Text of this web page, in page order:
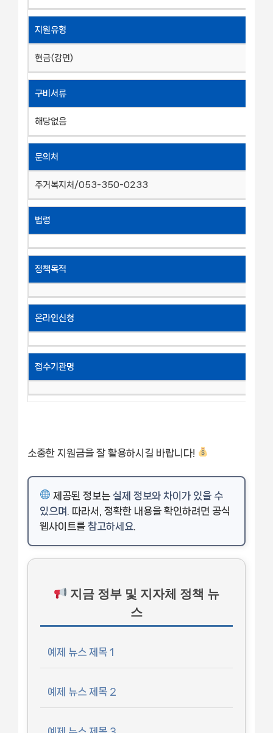
지원유형
현금(감면)
구비서류
해당없음
문의처
주거복지처/053-350-0233
법령
정책목적
온라인신청
접수기관명
소중한 지원금을 잘 활용하시길 바랍니다!
제공된 정보는실제 정보와 차이가 있을 수
있으며
. 따라서, 정확한 내용을 확인하려면 공식
웹사이트를 참고하세요
지금 정부 및 지자체 정책 뉴
스
예제 뉴스 제목 1
예제 뉴스 제목 2